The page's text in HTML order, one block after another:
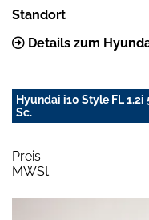
Standort
Details zum
Hyundai i10 Style FL 1.2i
Sc.
Preis:
MWSt: